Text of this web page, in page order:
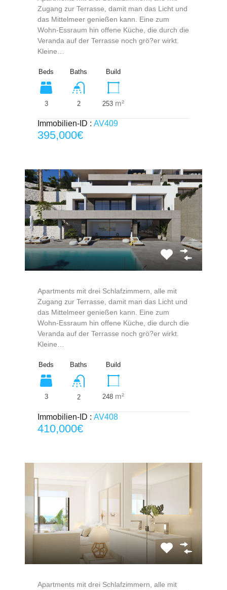
Zugang zur Terrasse, damit man das Licht und
das Mittelmeer genießen kann. Eine zum
Wohn-Essraum hin offene Küche, die durch die
Veranda auf der Terrasse noch grö?er wirkt.
Kleine…
Beds
3
Baths
2
Build
253 m²
Immobilien-ID : AV409
395,000€
Apartments mit drei Schlafzimmern, alle mit
Zugang zur Terrasse, damit man das Licht und
das Mittelmeer genießen kann. Eine zum
Wohn-Essraum hin offene Küche, die durch die
Veranda auf der Terrasse noch grö?er wirkt.
Kleine…
Beds
3
Baths
2
Build
248 m²
Immobilien-ID : AV408
410,000€
Apartments mit drei Schlafzimmern, alle mit